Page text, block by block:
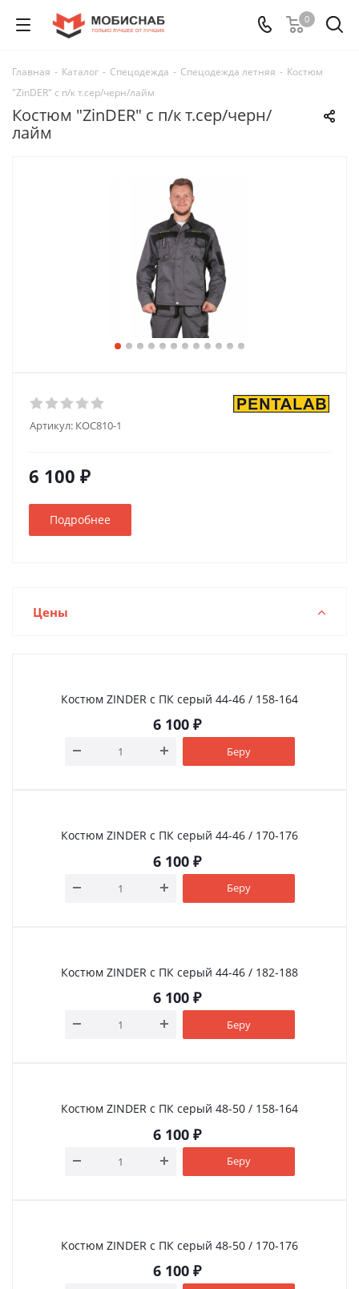
0
Главная - Каталог - Спецодежда - Спецодежда летняя - Костюм
"ZinDER" с п/к т.сер/черн/лайм
Костюм "ZinDER" с п/к т.сер/черн/
лайм
Артикул: КОС810-1
6 100 ₽
Подробнее
Цены
Костюм ZINDER с ПК серый 44-46 / 158-164
6 100₽
Беру
Костюм ZINDER с ПК серый 44-46 / 170-176
6 100₽
Беру
Костюм ZINDER с ПК серый 44-46 / 182-188
6 100₽
Беру
Костюм ZINDER с ПК серый 48-50 / 158-164
6 100₽
Беру
Костюм ZINDER с ПК серый 48-50 / 170-176
6 100₽